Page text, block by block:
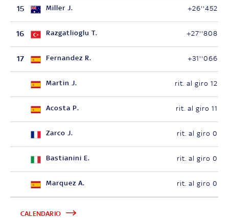
15 Miller J. +26''452
16 Razgatlioglu T. +27''808
17 Fernandez R. +31''066
Martin J. rit. al giro 12
Acosta P. rit. al giro 11
Zarco J. rit. al giro 0
Bastianini E. rit. al giro 0
Marquez A. rit. al giro 0
CALENDARIO